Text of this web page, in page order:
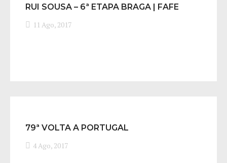
RUI SOUSA – 6ª ETAPA BRAGA | FAFE
11 Ago, 2017
79ª VOLTA A PORTUGAL
4 Ago, 2017